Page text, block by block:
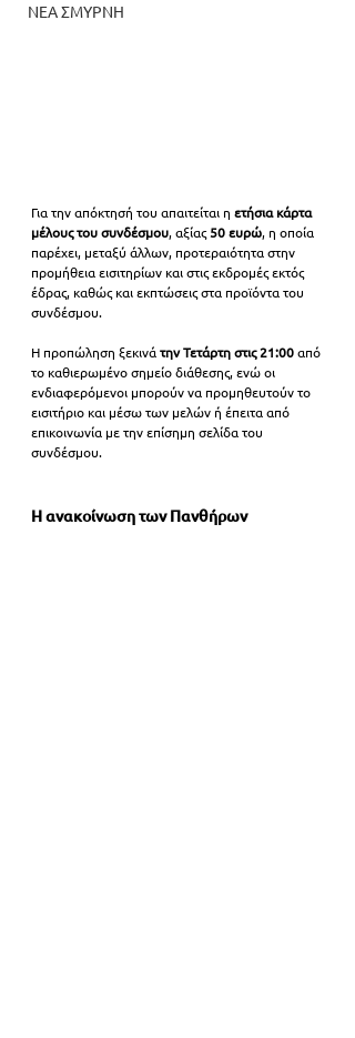
ΝΕΑ ΣΜΥΡΝΗ
Για την απόκτησή του απαιτείται η ετήσια κάρτα
μέλους του συνδέσμου, αξίας 50 ευρώ, η οποία
παρέχει, μεταξύ άλλων, προτεραιότητα στην
προμήθεια εισιτηρίων και στις εκδρομές εκτός
έδρας, καθώς και εκπτώσεις στα προϊόντα του
συνδέσμου.
Η προπώληση ξεκινά την Τετάρτη στις 21:00 από
το καθιερωμένο σημείο διάθεσης, ενώ οι
ενδιαφερόμενοι μπορούν να προμηθευτούν το
εισιτήριο και μέσω των μελών ή έπειτα από
επικοινωνία με την επίσημη σελίδα του
συνδέσμου.
Η ανακοίνωση των Πανθήρων